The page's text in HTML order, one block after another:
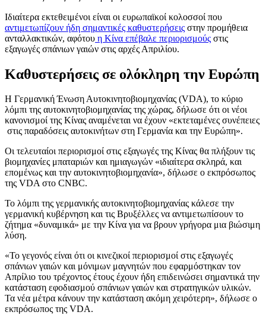
Ιδιαίτερα εκτεθειμένοι είναι οι ευρωπαϊκοί κολοσσοί που
αντιμετωπίζουν ήδη σημαντικές καθυστερήσεις στην προμήθεια
ανταλλακτικών, αφότου η Κίνα επέβαλε περιορισμούς στις
εξαγωγές σπάνιων γαιών στις αρχές Απριλίου.
Καθυστερήσεις σε ολόκληρη την Ευρώπη
Η Γερμανική Ένωση Αυτοκινητοβιομηχανίας (VDA), το κύριο
λόμπι της αυτοκινητοβιομηχανίας της χώρας, δήλωσε ότι οι νέοι
κανονισμοί της Κίνας αναμένεται να έχουν «εκτεταμένες συνέπειες
στις παραδόσεις αυτοκινήτων στη Γερμανία και την Ευρώπη».
Οι τελευταίοι περιορισμοί στις εξαγωγές της Κίνας θα πλήξουν τις
βιομηχανίες μπαταριών και ημιαγωγών «ιδιαίτερα σκληρά, και
επομένως και την αυτοκινητοβιομηχανία», δήλωσε ο εκπρόσωπος
της VDA στο CNBC.
Το λόμπι της γερμανικής αυτοκινητοβιομηχανίας κάλεσε την
γερμανική κυβέρνηση και τις Βρυξέλλες να αντιμετωπίσουν το
ζήτημα «δυναμικά» με την Κίνα για να βρουν γρήγορα μια βιώσιμη
λύση.
«Το γεγονός είναι ότι οι κινεζικοί περιορισμοί στις εξαγωγές
σπάνιων γαιών και μόνιμων μαγνητών που εφαρμόστηκαν τον
Απρίλιο του τρέχοντος έτους έχουν ήδη επιδεινώσει σημαντικά την
κατάσταση εφοδιασμού σπάνιων γαιών και στρατηγικών υλικών.
Τα νέα μέτρα κάνουν την κατάσταση ακόμη χειρότερη», δήλωσε ο
εκπρόσωπος της VDA.